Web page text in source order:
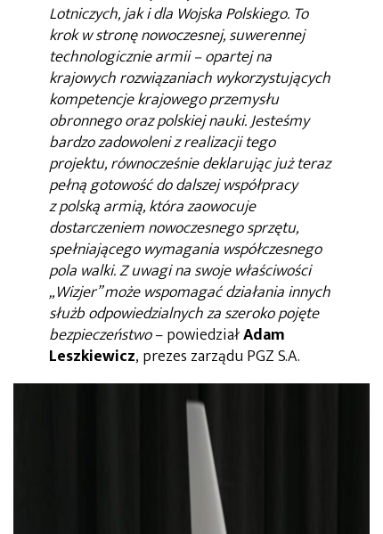
Lotniczych, jak i dla Wojska Polskiego. To
krok w stronę nowoczesnej, suwerennej
technologicznie armii – opartej na
krajowych rozwiązaniach wykorzystujących
kompetencje krajowego przemysłu
obronnego oraz polskiej nauki. Jesteśmy
bardzo zadowoleni z realizacji tego
projektu, równocześnie deklarując już teraz
pełną gotowość do dalszej współpracy
z polską armią, która zaowocuje
dostarczeniem nowoczesnego sprzętu,
spełniającego wymagania współczesnego
pola walki. Z uwagi na swoje właściwości
„Wizjer” może wspomagać działania innych
służb odpowiedzialnych za szeroko pojęte
bezpieczeństwo– powiedziałAdam
Leszkiewicz, prezes zarządu PGZ S.A.